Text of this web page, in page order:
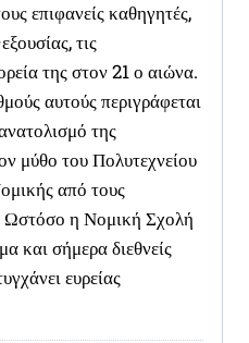
επιφανείς καθηγητές,
τις
της στον 21 ο αιώνα.
αυτούς περιγράφεται
της
μύθο του Πολυτεχνείου
από τους
Ωστόσο η Νομική Σχολή
και σήμερα διεθνείς
ευρείας